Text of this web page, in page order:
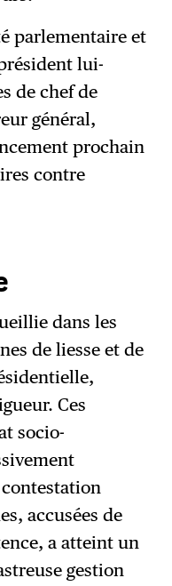
parlementaire et
lui-
de chef de
général,
prochain
contre
dans les
de liesse et de
Ces
socio-
accusées de
a atteint un
gestion